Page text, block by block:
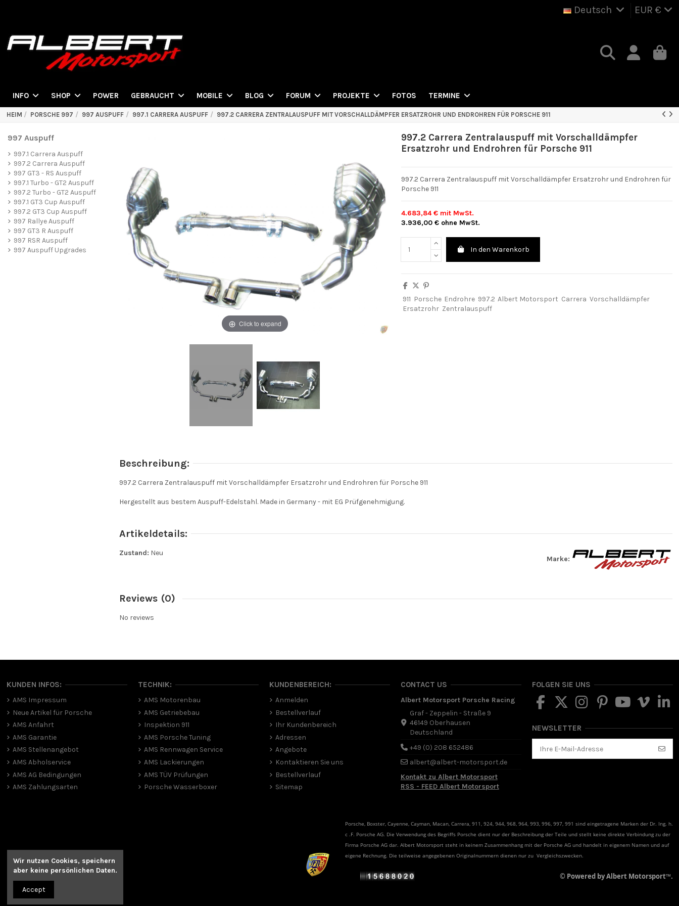
Deutsch EUR €
INFO SHOP POWER GEBRAUCHT MOBILE BLOG FORUM PROJEKTE FOTOS TERMINE
HEIM PORSCHE 997 997 AUSPUFF 997.1 CARRERA AUSPUFF 997.2 CARRERA ZENTRALAUSPUFF MIT VORSCHALLDÄMPFER ERSATZROHR UND ENDROHREN FÜR PORSCHE 911
Click to expand
997.2 Carrera Zentralauspuff mit Vorschalldämpfer
Ersatzrohr und Endrohren für Porsche 911
997.2 Carrera Zentralauspuff mit Vorschalldämpfer Ersatzrohr und Endrohren für
Porsche 911
4.683,84 € mit MwSt.
3.936,00 € ohne MwSt.
In den Warenkorb
911 Porsche Endrohre 997.2 Albert Motorsport Carrera Vorschalldämpfer
Ersatzrohr Zentralauspuff
Beschreibung:
997.2 Carrera Zentralauspuff mit Vorschalldämpfer Ersatzrohr und Endrohren für Porsche 911
Hergestellt aus bestem Auspuff-Edelstahl. Made in Germany - mit EG Prüfgenehmigung.
Artikeldetails:
Marke:
Zustand: Neu
Reviews (0)
No reviews
997 Auspuff
997.1 Carrera Auspuff
997.2 Carrera Auspuff
997 GT3 - RS Auspuff
997.1 Turbo - GT2 Auspuff
997.2 Turbo - GT2 Auspuff
997.1 GT3 Cup Auspuff
997.2 GT3 Cup Auspuff
997 Rallye Auspuff
997 GT3 R Auspuff
997 RSR Auspuff
997 Auspuff Upgrades
KUNDEN INFOS:
AMS Impressum
Neue Artikel für Porsche
AMS Anfahrt
AMS Garantie
AMS Stellenangebot
AMS Abholservice
AMS AG Bedingungen
AMS Zahlungsarten
TECHNIK:
AMS Motorenbau
AMS Getriebebau
Inspektion 911
AMS Porsche Tuning
AMS Rennwagen Service
AMS Lackierungen
AMS TÜV Prüfungen
Porsche Wasserboxer
KUNDENBEREICH:
Anmelden
Bestellverlauf
Ihr Kundenbereich
Adressen
Angebote
Kontaktieren Sie uns
Bestellverlauf
Sitemap
CONTACT US
Albert Motorsport Porsche Racing
Graf - Zeppelin - Straße 9
46149 Oberhausen
Deutschland
+49 (0) 208 652486
albert@albert-motorsport.de
Kontakt zu Albert Motorsport
RSS - FEED Albert Motorsport
FOLGEN SIE UNS
NEWSLETTER
Porsche, Boxster, Cayenne, Cayman, Macan, Carrera, 911, 924, 944, 968, 964, 993, 996, 997, 991 sind eingetragene Marken der Dr. Ing. h.
c .F. Porsche AG. Die Verwendung des Begriffs Porsche dient nur der Beschreibung der Teile und stellt keine direkte Verbindung zu der
Firma Porsche AG dar. Albert Motorsport steht in keinem Zusammenhang mit der Porsche AG und handelt in eigenem Namen und auf
eigene Rechnung. Die teilweise angegebenen Originalnummern dienen nur zu Vergleichszwecken.
© Powered by Albert Motorsport™.
Wir nutzen Cookies, speichern
aber keine persönlichen Daten.
Accept